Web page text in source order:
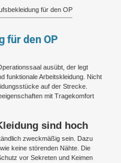
für den OP
für den OP
ausübt, der legt
funktionale Arbeitskleidung. Nicht
auf der Strecke.
mit Tragekomfort
sind hoch
zweckmäßig sein. Dazu
keine störenden Nähte. Die
vor Sekreten und Keimen